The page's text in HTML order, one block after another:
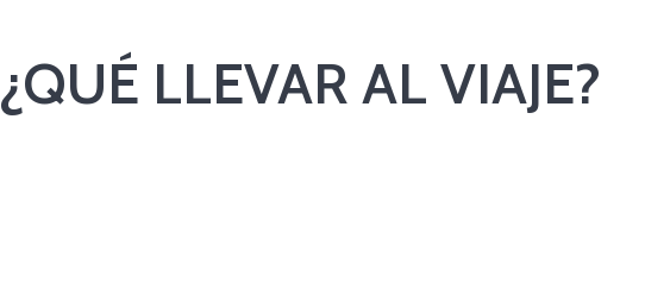
¿QUÉ LLEVAR AL VIAJE?